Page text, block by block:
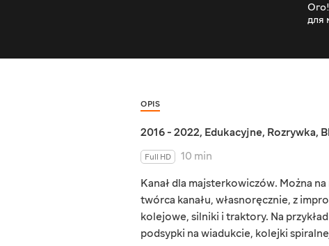
для
OPIS
2016 - 2022, Edukacyjne, Rozrywka,
Full HD
10 min
Kanał dla majsterkowiczów. Można
twórca kanału, własnoręcznie, z
kolejowe, silniki i traktory. Na
podsypki na wiadukcie, kolejki